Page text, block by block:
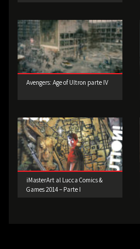
Avengers: Age of Ultron parte IV
iMasterArt al Lucca Comics &
Games 2014 – Parte I